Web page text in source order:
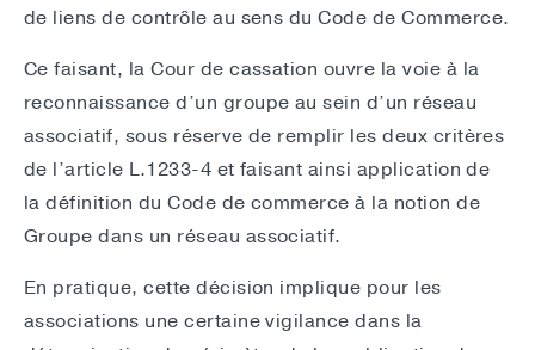
de liens de contrôle au sens du Code de Commerce.
Ce faisant, la Cour de cassation ouvre la voie à la
reconnaissance d’un groupe au sein d’un réseau
associatif, sous réserve de remplir les deux critères
de l’article L.1233-4 et faisant ainsi application de
la définition du Code de commerce à la notion de
Groupe dans un réseau associatif.
En pratique, cette décision implique pour les
associations une certaine vigilance dans la